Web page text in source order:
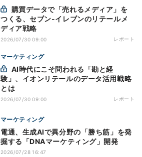
つくる、セブン-イレブンのリテールメ
ディア戦略
2026/07/30 09:00 レポート
マーケティング
験」、イオンリテールのデータ活用戦略
とは
2026/07/30 09:00 レポート
マーケティング
電通、生成AIで異分野の「勝ち筋」を発
掘する「DNAマーケティング」開発
2026/07/28 16:47